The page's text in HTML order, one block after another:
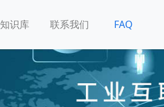
知识库 联系我们 FAQ